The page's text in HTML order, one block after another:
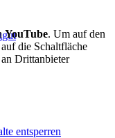
YouTube. Um auf den
die Schaltfläche
Drittanbieter
entsperren